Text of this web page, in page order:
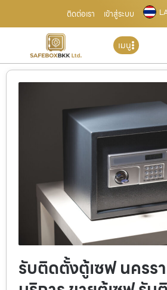
ติดต่อเรา เข้าสู่ระบบ
เมนู
รับติดตั้งตู้เซฟ นครร